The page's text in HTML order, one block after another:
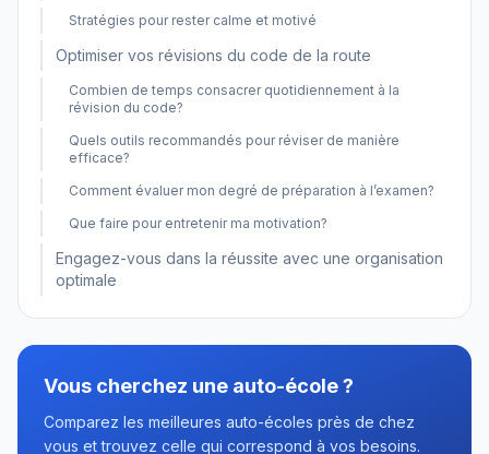
Stratégies pour rester calme et motivé
Optimiser vos révisions du code de la route
Combien de temps consacrer quotidiennement à la
révision du code?
Quels outils recommandés pour réviser de manière
efficace?
Comment évaluer mon degré de préparation à l’examen?
Que faire pour entretenir ma motivation?
Engagez-vous dans la réussite avec une organisation
optimale
Vous cherchez une auto-école ?
Comparez les meilleures auto-écoles près de chez
vous et trouvez celle qui correspond à vos besoins.